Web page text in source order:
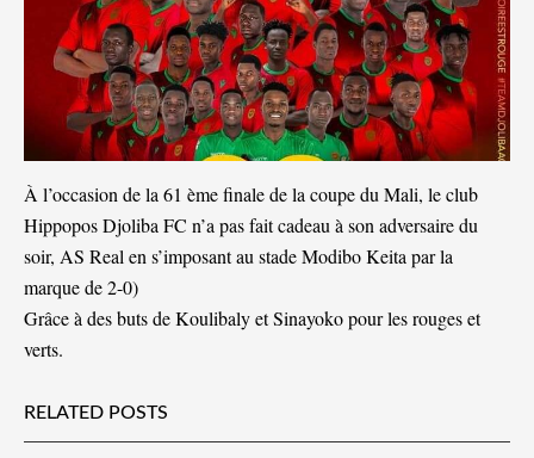
À l’occasion de la 61 ème finale de la coupe du Mali, le club
Hippopos Djoliba FC n’a pas fait cadeau à son adversaire du
soir, AS Real en s’imposant au stade Modibo Keita par la
marque de 2-0)
Grâce à des buts de Koulibaly et Sinayoko pour les rouges et
verts.
RELATED POSTS